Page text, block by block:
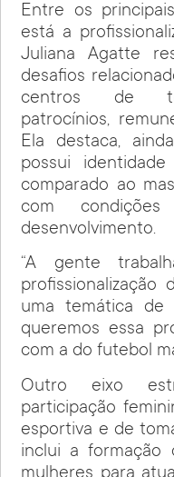
Entre os
está a
Juliana Agatte
desafios
centros de
patrocínios,
Ela destaca,
possui
comparado ao
com
desenvolvimento.
“A gente
uma temática de
queremos essa
com a do futebol
Outro eixo
participação
esportiva e de
inclui a formação